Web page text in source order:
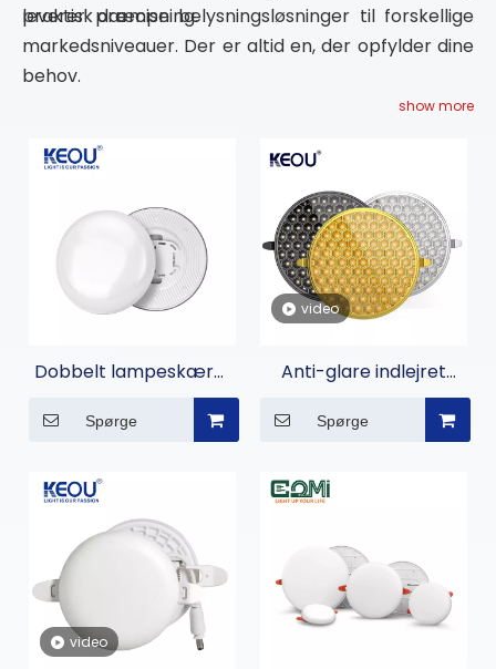
praktisk dæmpning.
leverer præcise belysningsløsninger til forskellige
markedsniveauer. Der er altid en, der opfylder dine
behov.
show more
Dobbelt lampeskærm
rammeløs panellys
Spørge
video
Anti-glare indlejret
rundt panellys
Spørge
video